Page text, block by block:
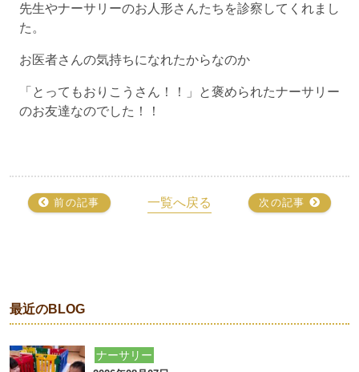
先生やナーサリーのお人形さんたちを診察してくれまし
た。
お医者さんの気持ちになれたからなのか
「とってもおりこうさん！！」と褒められたナーサリー
のお友達なのでした！！
前の記事 一覧へ戻る 次の記事
最近のBLOG
ナーサリー